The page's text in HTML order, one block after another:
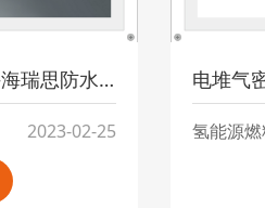
氢能汽车气密性检测设备——海瑞思防水密封性检测设备
2023-02-25
电堆气
氢能源